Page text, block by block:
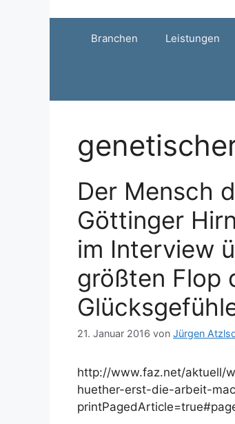
Branchen Leistungen
Der Mensch
Göttinger
im Interview
größten Flop
21. Januar 2016 von Jürgen
http://www.faz.net/aktuell/
huether-erst-die-arbeit-